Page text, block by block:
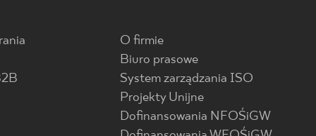
O firmie
Biuro prasowe
System zarządzania ISO
Projekty Unijne
Dofinansowania NFOŚiGW